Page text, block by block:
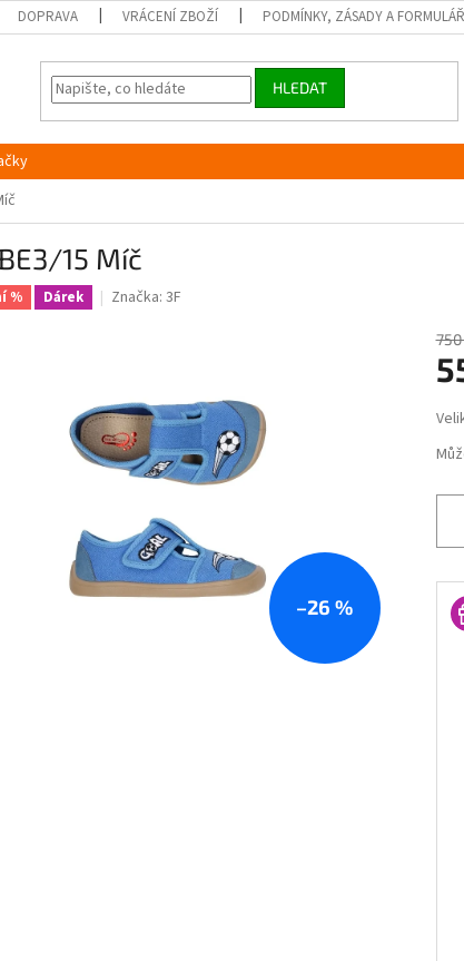
DOPRAVA VRÁCENÍ ZBOŽÍ PODMÍNKY, ZÁSADY A
HLEDAT
15 Míč
% Dárek Značka: 3F
–26 %
750